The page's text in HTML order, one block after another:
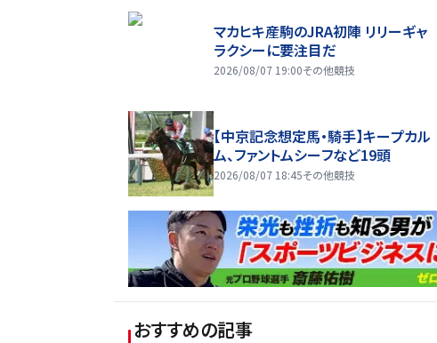
マカヒキ産駒のJRA初陣 リリーギャ
ラクシーに要注目だ
2026/08/07 19:00その他競技
【中京記念想定馬・騎手】キープカル
ム、ファントムシーフなど19頭
2026/08/07 18:45その他競技
おすすめの記事